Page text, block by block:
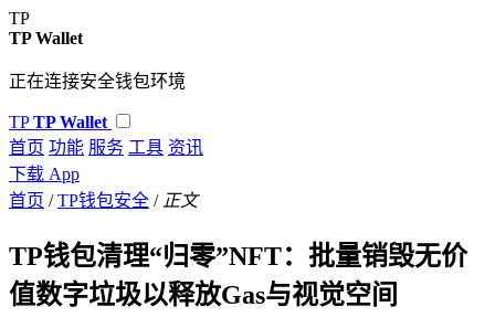
TP
TP Wallet
正在连接安全钱包环境
TP TP Wallet
首页 功能 服务 工具 资讯
下载 App
首页 / TP钱包安全 / 正文
TP钱包清理“归零”NFT：批量销毁无价
值数字垃圾以释放Gas与视觉空间